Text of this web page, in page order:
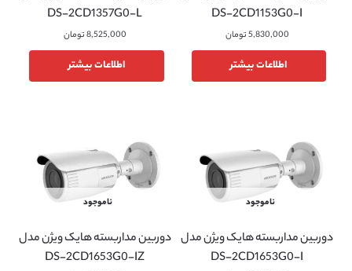
DS-2CD1153G0-I
5,830,000تومان
اطلاعات بیشتر
DS-2CD1357G0-L
8,525,000تومان
اطلاعات بیشتر
ناموجود
دوربین مداربسته هایک ویژن مدل
DS-2CD1653G0-I
ناموجود
دوربین مداربسته هایک ویژن مدل
DS-2CD1653G0-IZ